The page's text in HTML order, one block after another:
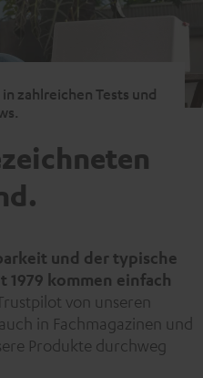
zahlreichen Tests und
und der typische
1979 kommen einfach
von unseren
in Fachmagazinen und
Produkte durchweg